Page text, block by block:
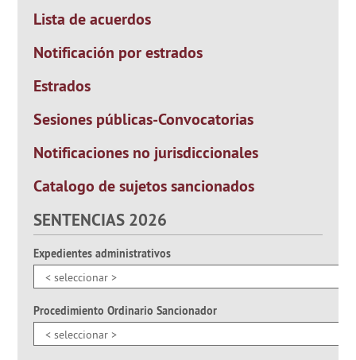
Lista de acuerdos
Notificación por estrados
Estrados
Sesiones públicas-Convocatorias
Notificaciones no jurisdiccionales
Catalogo de sujetos sancionados
SENTENCIAS 2026
Expedientes administrativos
Procedimiento Ordinario Sancionador